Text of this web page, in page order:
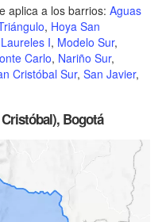
aplica a los barrios: Aguas
, Hoya San
I, Modelo Sur,
Carlo, Nariño Sur,
Cristóbal Sur, San Javier,
Bogotá